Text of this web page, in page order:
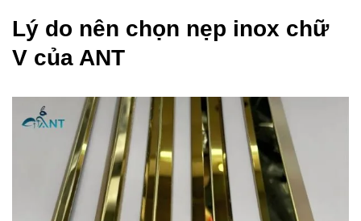
Lý do nên chọn nẹp inox chữ
V của ANT